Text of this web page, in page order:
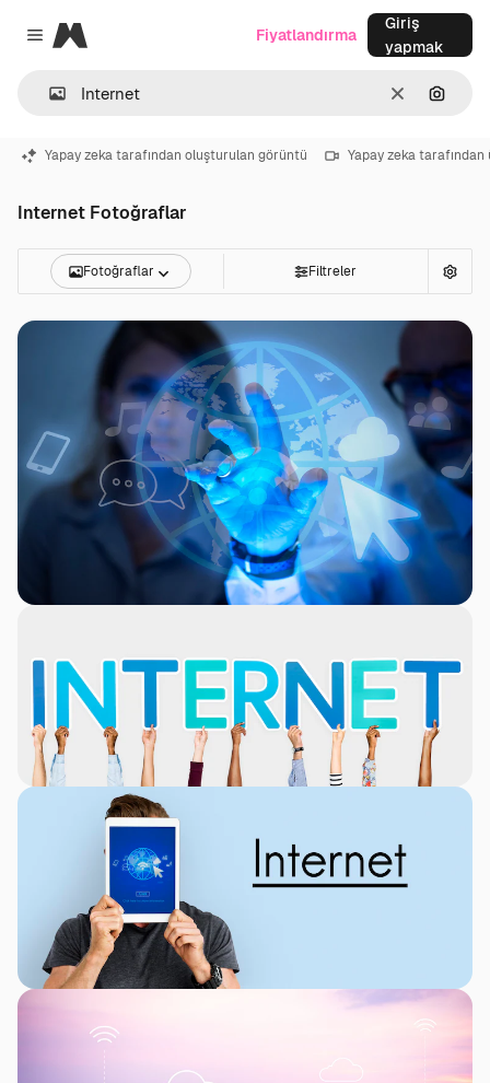
Close menu
Magnific
Temizlemek
Fiyatlandırma
Giriş
yapmak
Yapay zeka tarafından oluşturulan görüntü Yapay zeka
Internet Fotoğraflar
Fotoğraflar Filtreler